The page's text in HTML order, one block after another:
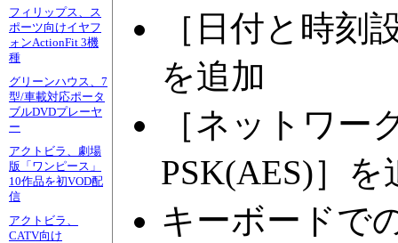
フィリップス、ス
ポーツ向けイヤフ
ォンActionFit 3機
種
グリーンハウス、7
型/車載対応ポータ
ブルDVDプレーヤ
ー
アクトビラ、劇場
版「ワンピース」
10作品を初VOD配
信
アクトビラ、
CATV向け
［日付と時刻
を追加
［ネットワー
PSK(AES)］
キーボードで